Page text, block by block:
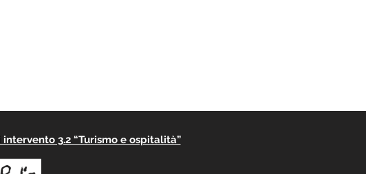
3.2 “Turismo e ospitalità”